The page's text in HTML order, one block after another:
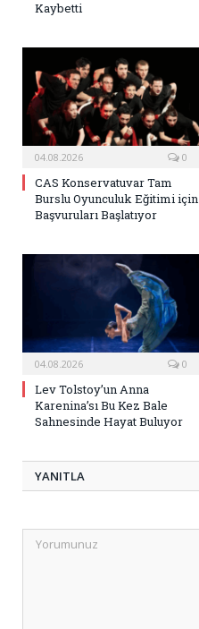
Kaybetti
04.08.2026 0
CAS Konservatuvar Tam
Burslu Oyunculuk Eğitimi için
Başvuruları Başlatıyor
04.08.2026 0
Lev Tolstoy’un Anna
Karenina’sı Bu Kez Bale
Sahnesinde Hayat Buluyor
YANITLA